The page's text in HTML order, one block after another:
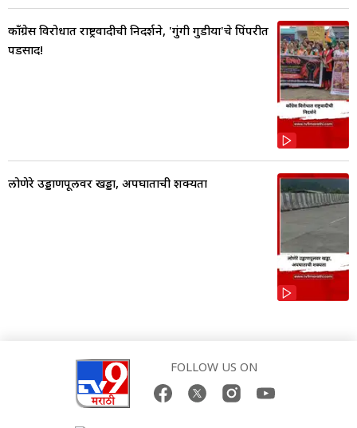
काँग्रेस विरोधात राष्ट्रवादीची निदर्शने, 'गुंगी गुडीया'चे पिंपरीत
पडसाद!
लोणेरे उड्डाणपूलवर खड्डा, अपघाताची शक्यता
FOLLOW US ON